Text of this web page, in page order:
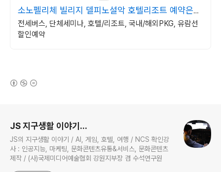
소노펠리체 빌리지 델피노설악 호텔리조트 예약은
가고파여행
전세버스, 단체세미나, 호텔/리조트, 국내/해외PKG, 유람선
할인예약
JS 지구생활 이야기...
JS의 지구생활 이야기 / AI, 게임, 호텔, 여행 / NCS 확인강
사 : 인공지능, 마케팅, 문화콘텐츠유통&서비스, 문화콘텐츠
제작 / (사)국제미디어예술협회 강원지부장 겸 수석연구원